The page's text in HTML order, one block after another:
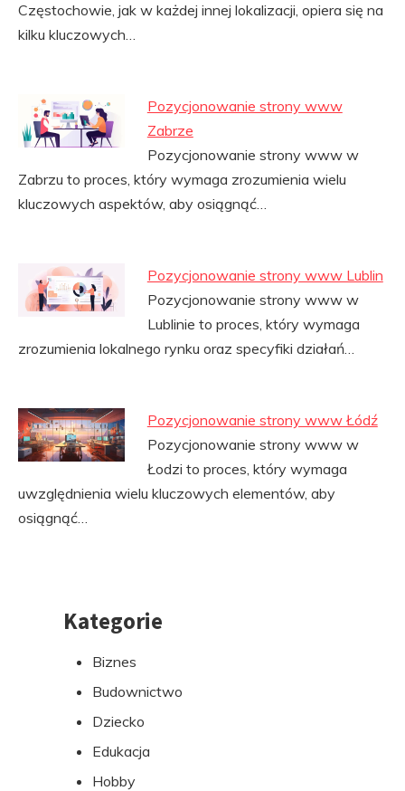
Częstochowie, jak w każdej innej lokalizacji, opiera się na
kilku kluczowych…
Pozycjonowanie strony www
Zabrze
Pozycjonowanie strony www w
Zabrzu to proces, który wymaga zrozumienia wielu
kluczowych aspektów, aby osiągnąć…
Pozycjonowanie strony www Lublin
Pozycjonowanie strony www w
Lublinie to proces, który wymaga
zrozumienia lokalnego rynku oraz specyfiki działań…
Pozycjonowanie strony www Łódź
Pozycjonowanie strony www w
Łodzi to proces, który wymaga
uwzględnienia wielu kluczowych elementów, aby
osiągnąć…
PrzejdźKategorie
Biznes
Budownictwo
Dziecko
Edukacja
Hobby